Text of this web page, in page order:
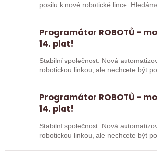
posilu k nové robotické lince.
Programátor ROBOTŮ -
14. plat!
Stabilní společnost. Nová automatizovaná linka.
robotickou linkou, ale nechcete být pořád na cestách?
Programátor ROBOTŮ -
14. plat!
Stabilní společnost. Nová automatizovaná linka.
robotickou linkou, ale nechcete být pořád na cestách?